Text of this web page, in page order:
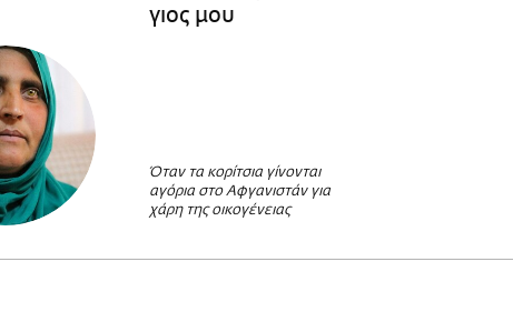
γιος μου
Όταν τα κορίτσια γίνονται
αγόρια στο Αφγανιστάν για
χάρη της οικογένειας